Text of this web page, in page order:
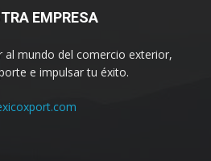
EMPRESA
al mundo del comercio exterior,
e impulsar tu éxito.